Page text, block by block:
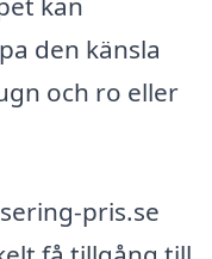
den känsla
och ro eller
pris.se